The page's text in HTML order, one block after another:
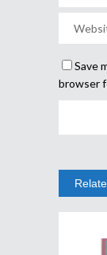
Save
browser